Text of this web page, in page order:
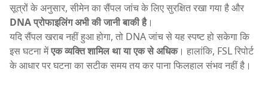
सूत्रों के अनुसार, सीमेन का सैंपल जांच के लिए सुरक्षित रखा गया है और
DNA प्रोफाइलिंग अभी की जानी बाकी है।
यदि सैंपल खराब नहीं हुआ होगा, तो DNA जांच से यह स्पष्ट हो सकेगा कि
इस घटना मेंएक व्यक्ति शामिल था या एक से अधिक। हालांकि, FSL रिपोर्ट
के आधार पर घटना का सटीक समय तय कर पाना फिलहाल संभव नहीं है।